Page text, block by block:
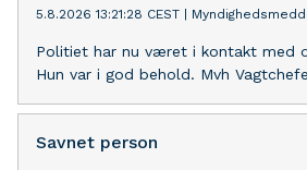
5.8.2026 13:21:28 CEST
Politiet har nu været i kontakt med
Hun var i god behold. Mvh
Savnet person